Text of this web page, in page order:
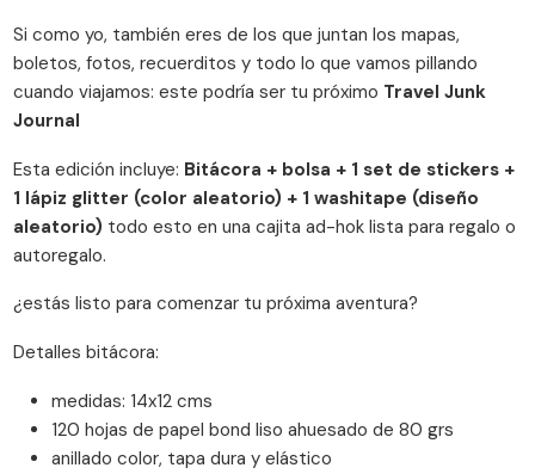
Si como yo, también eres de los que juntan los mapas,
boletos, fotos, recuerditos y todo lo que vamos pillando
cuando viajamos: este podría ser tu próximo Travel Junk
Journal
Esta edición incluye: Bitácora + bolsa + 1 set de stickers +
1 lápiz glitter (color aleatorio) + 1 washitape (diseño
aleatorio) todo esto en una cajita ad-hok lista para regalo o
autoregalo.
¿estás listo para comenzar tu próxima aventura?
Detalles bitácora:
medidas: 14x12 cms
120 hojas de papel bond liso ahuesado de 80 grs
anillado color, tapa dura y elástico